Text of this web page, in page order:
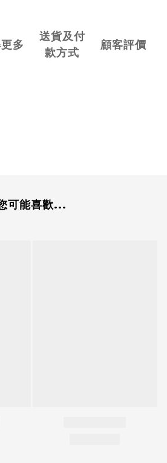
多
送貨及付
款方式
顧客評價
可能喜歡...